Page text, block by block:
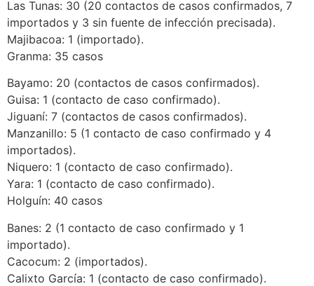
Las Tunas: 30 (20 contactos de casos confirmados, 7
importados y 3 sin fuente de infección precisada).
Majibacoa: 1 (importado).
Granma: 35 casos
Bayamo: 20 (contactos de casos confirmados).
Guisa: 1 (contacto de caso confirmado).
Jiguaní: 7 (contactos de casos confirmados).
Manzanillo: 5 (1 contacto de caso confirmado y 4
importados).
Niquero: 1 (contacto de caso confirmado).
Yara: 1 (contacto de caso confirmado).
Holguín: 40 casos
Banes: 2 (1 contacto de caso confirmado y 1
importado).
Cacocum: 2 (importados).
Calixto García: 1 (contacto de caso confirmado).